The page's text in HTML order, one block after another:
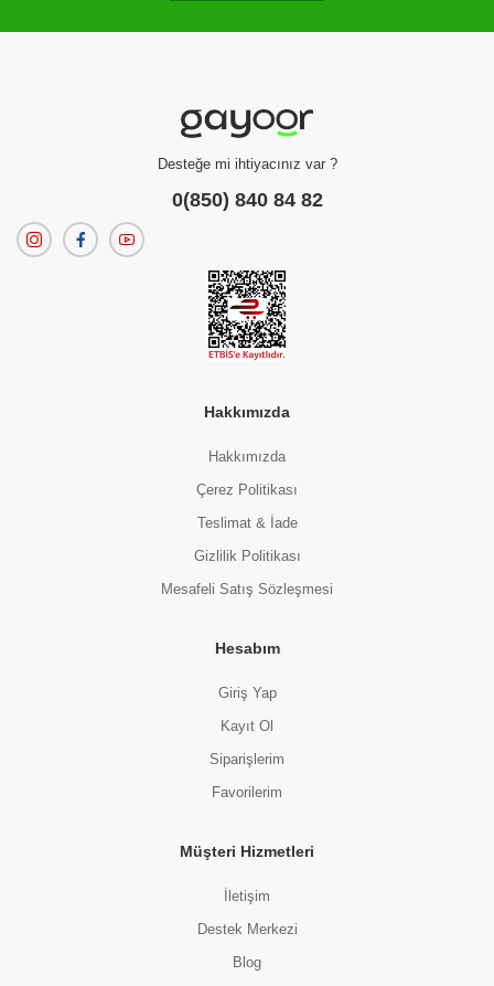
Desteğe mi ihtiyacınız var ?
0(850) 840 84 82
Hakkımızda
Hakkımızda
Çerez Politikası
Teslimat & İade
Gizlilik Politikası
Mesafeli Satış Sözleşmesi
Hesabım
Giriş Yap
Kayıt Ol
Siparişlerim
Favorilerim
Müşteri Hizmetleri
İletişim
Destek Merkezi
Blog